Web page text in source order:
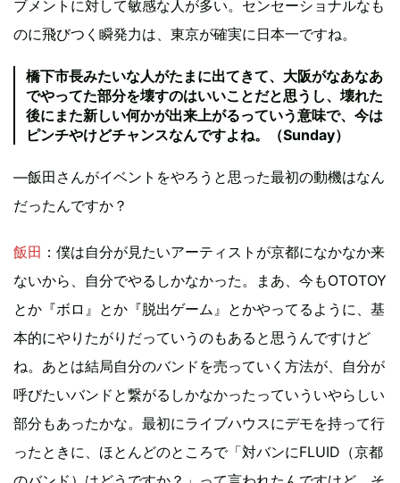
ブメントに対して敏感な人が多い。センセーショナルなも
のに飛びつく瞬発力は、東京が確実に日本一ですね。
橋下市長みたいな人がたまに出てきて、大阪がなあなあ
でやってた部分を壊すのはいいことだと思うし、壊れた
後にまた新しい何かが出来上がるっていう意味で、今は
ピンチやけどチャンスなんですよね。（Sunday）
―飯田さんがイベントをやろうと思った最初の動機はなん
だったんですか？
飯田 ：僕は自分が見たいアーティストが京都になかなか来
ないから、自分でやるしかなかった。まあ、今もOTOTOY
とか『ボロ』とか『脱出ゲーム』とかやってるように、基
本的にやりたがりだっていうのもあると思うんですけど
ね。あとは結局自分のバンドを売っていく方法が、自分が
呼びたいバンドと繋がるしかなかったっていういやらしい
部分もあったかな。最初にライブハウスにデモを持って行
ったときに、ほとんどのところで「対バンにFLUID（京都